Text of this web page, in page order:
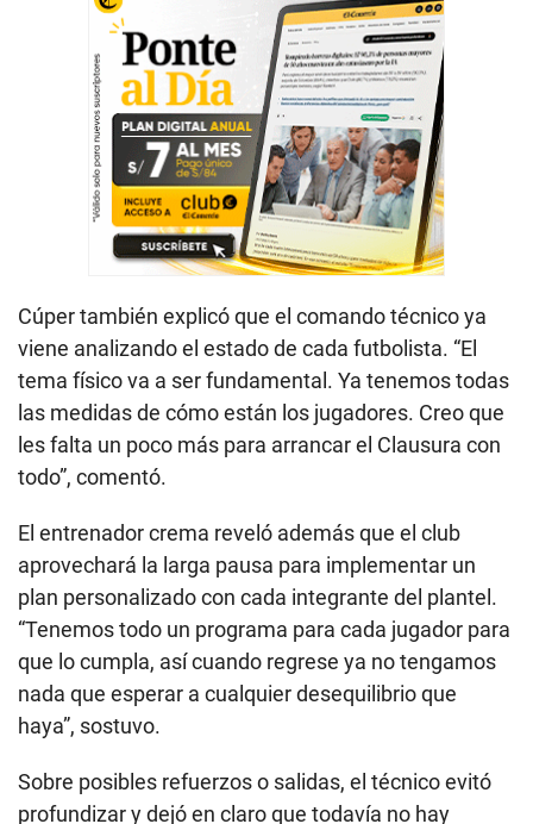
Cúper también explicó que el comando técnico ya
viene analizando el estado de cada futbolista. “El
tema físico va a ser fundamental. Ya tenemos todas
las medidas de cómo están los jugadores. Creo que
les falta un poco más para arrancar el Clausura con
todo”, comentó.
El entrenador crema reveló además que el club
aprovechará la larga pausa para implementar un
plan personalizado con cada integrante del plantel.
“Tenemos todo un programa para cada jugador para
que lo cumpla, así cuando regrese ya no tengamos
nada que esperar a cualquier desequilibrio que
haya”, sostuvo.
Sobre posibles refuerzos o salidas, el técnico evitó
profundizar y dejó en claro que todavía no hay